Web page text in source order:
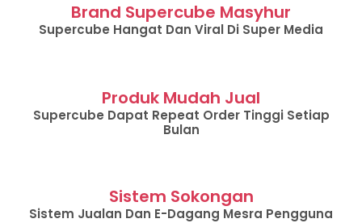
Brand Supercube Masyhur
Supercube Hangat Dan Viral Di Super Media
Produk Mudah Jual
Supercube Dapat Repeat Order Tinggi Setiap
Bulan
Sistem Sokongan
Sistem Jualan Dan E-Dagang Mesra Pengguna